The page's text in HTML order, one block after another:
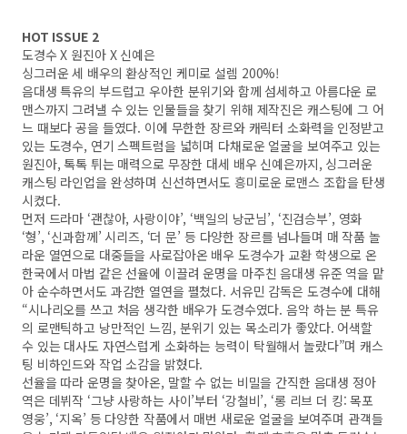
HOT ISSUE 2
도경수 X 원진아 X 신예은
싱그러운 세 배우의 환상적인 케미로 설렘 200%!
음대생 특유의 부드럽고 우아한 분위기와 함께 섬세하고 아름다운 로
맨스까지 그려낼 수 있는 인물들을 찾기 위해 제작진은 캐스팅에 그 어
느 때보다 공을 들였다. 이에 무한한 장르와 캐릭터 소화력을 인정받고
있는 도경수, 연기 스펙트럼을 넓히며 다채로운 얼굴을 보여주고 있는
원진아, 톡톡 튀는 매력으로 무장한 대세 배우 신예은까지, 싱그러운
캐스팅 라인업을 완성하며 신선하면서도 흥미로운 로맨스 조합을 탄생
시켰다.
먼저 드라마 ‘괜찮아, 사랑이야’, ‘백일의 낭군님’, ‘진검승부’, 영화
‘형’, ‘신과함께’ 시리즈, ‘더 문’ 등 다양한 장르를 넘나들며 매 작품 놀
라운 열연으로 대중들을 사로잡아온 배우 도경수가 교환 학생으로 온
한국에서 마법 같은 선율에 이끌려 운명을 마주친 음대생 유준 역을 맡
아 순수하면서도 과감한 열연을 펼쳤다. 서유민 감독은 도경수에 대해
“시나리오를 쓰고 처음 생각한 배우가 도경수였다. 음악 하는 분 특유
의 로맨틱하고 낭만적인 느낌, 분위기 있는 목소리가 좋았다. 어색할
수 있는 대사도 자연스럽게 소화하는 능력이 탁월해서 놀랐다”며 캐스
팅 비하인드와 작업 소감을 밝혔다.
선율을 따라 운명을 찾아온, 말할 수 없는 비밀을 간직한 음대생 정아
역은 데뷔작 ‘그냥 사랑하는 사이’부터 ‘강철비’, ‘롱 리브 더 킹: 목포
영웅’, ‘지옥’ 등 다양한 작품에서 매번 새로운 얼굴을 보여주며 관객들